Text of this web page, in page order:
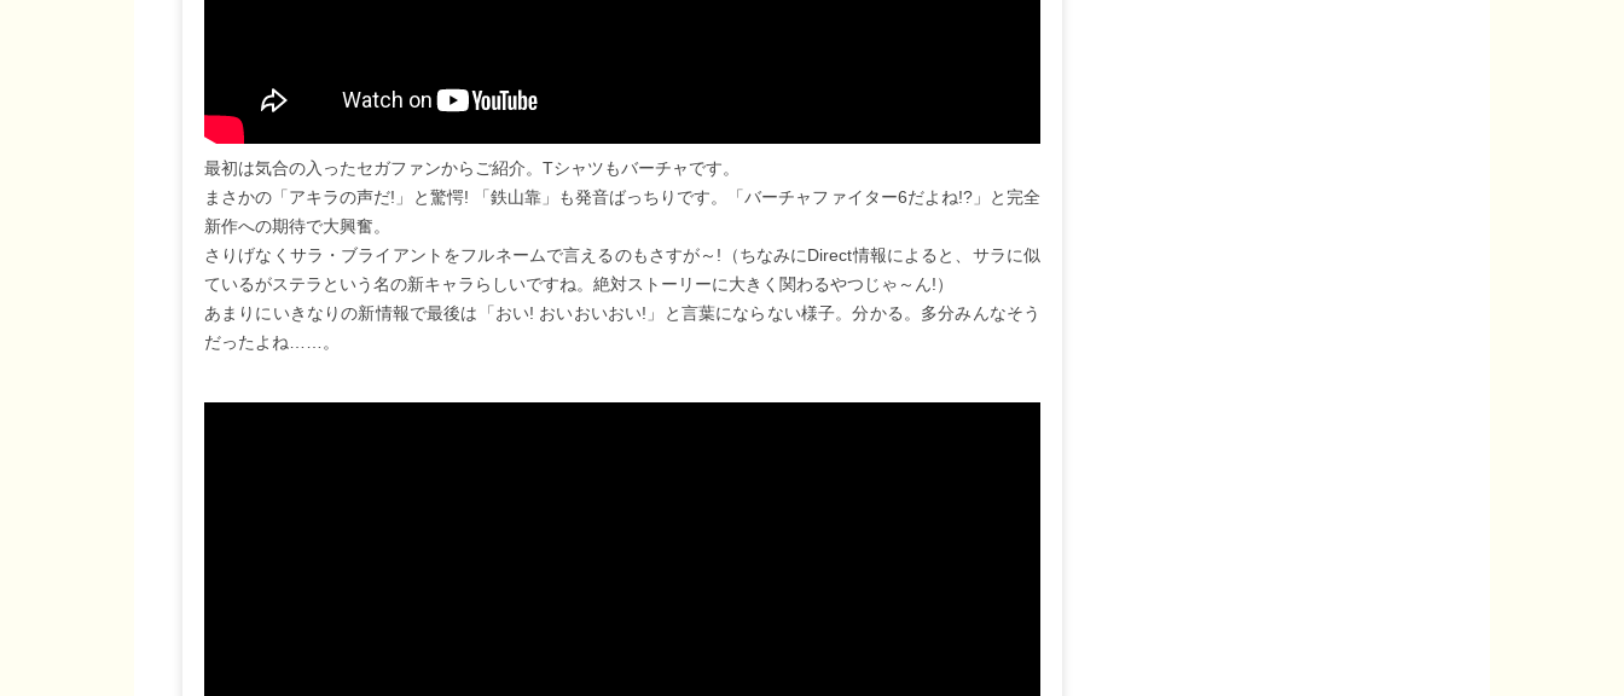
最初は気合の入ったセガファンからご紹介。Tシャツもバーチャです。
まさかの「アキラの声だ!」と驚愕! 「鉄山靠」も発音ばっちりです。「バーチャファイター6だよね!?」と完全
新作への期待で大興奮。
さりげなくサラ・ブライアントをフルネームで言えるのもさすが～!（ちなみにDirect情報によると、サラに似
ているがステラという名の新キャラらしいですね。絶対ストーリーに大きく関わるやつじゃ～ん!）
あまりにいきなりの新情報で最後は「おい! おいおいおい!」と言葉にならない様子。分かる。多分みんなそう
だったよね……。